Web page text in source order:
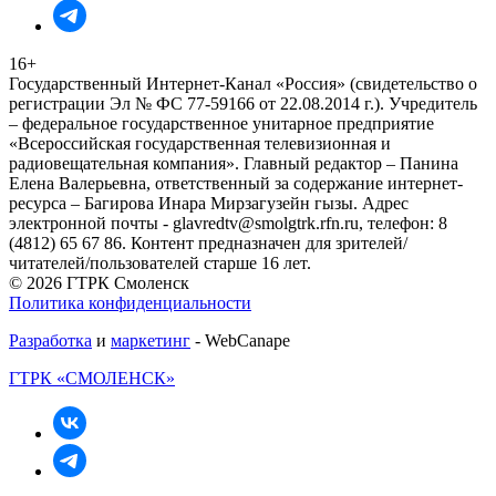
16+
Государственный Интернет-Канал «Россия» (свидетельство о
регистрации Эл № ФС 77-59166 от 22.08.2014 г.). Учредитель
– федеральное государственное унитарное предприятие
«Всероссийская государственная телевизионная и
радиовещательная компания». Главный редактор – Панина
Елена Валерьевна, ответственный за содержание интернет-
ресурса – Багирова Инара Мирзагузейн гызы. Адрес
электронной почты - glavredtv@smolgtrk.rfn.ru, телефон: 8
(4812) 65 67 86. Контент предназначен для зрителей/
читателей/пользователей старше 16 лет.
© 2026 ГТРК Смоленск
Политика конфиденциальности
Разработка и маркетинг - WebCanape
ГТРК «СМОЛЕНСК»